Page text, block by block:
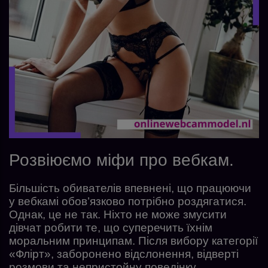
Розвіюємо міфи про вебкам.
Більшість обивателів впевнені, що працюючи
у вебкамі обов’язково потрібно роздягатися.
Однак, це не так. Ніхто не може змусити
дівчат робити те, що суперечить їхнім
моральним принципам. Після вибору категорії
«Флірт», заборонено відслонення, відверті